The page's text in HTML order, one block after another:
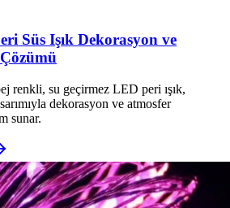
Süs Işık Dekorasyon ve
renkli, su geçirmez LED peri ışık,
dekorasyon ve atmosfer
sunar.